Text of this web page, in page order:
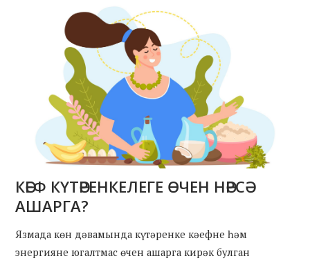
КӘЕФ КҮТӘРЕНКЕЛЕГЕ ӨЧЕН НӘРСӘ
АШАРГА?
Язмада көн дәвамында күтәренке кәефне һәм
энергияне югалтмас өчен ашарга кирәк булган